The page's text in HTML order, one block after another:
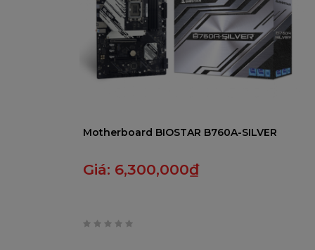
Motherboard BIOSTAR B760A-SILVER
Giá: 6,300,000₫